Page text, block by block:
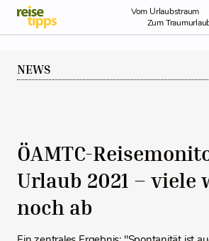
Skip to Content
Vom Urlaubstraum
Zum
NEWS
ÖAMTC-
Urlaub 2021 – viele
noch ab